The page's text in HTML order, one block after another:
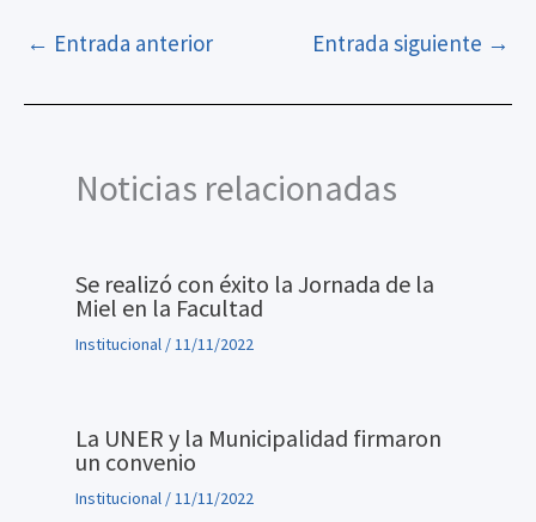
← Entrada anterior Entrada siguiente →
Noticias relacionadas
Se realizó con éxito la Jornada de la
Miel en la Facultad
Institucional/11/11/2022
La UNER y la Municipalidad firmaron
un convenio
Institucional/11/11/2022